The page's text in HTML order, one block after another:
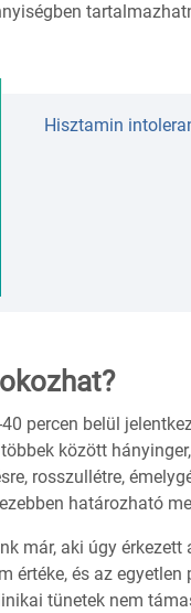
Hisztamin
percen belül
között
rosszullétre,
határozható
már, aki úgy
értéke, és az
tünetek nem